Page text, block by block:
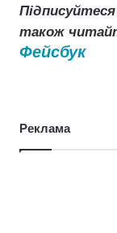
також
Фейсбук
Реклама